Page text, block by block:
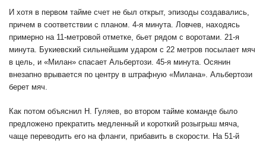
И хотя в первом тайме счет не был открыт, эпизоды создавались,
причем в соответствии с планом. 4-я минута. Ловчев, находясь
примерно на 11-метровой отметке, бьет рядом с воротами. 21-я
минута. Букиевский сильнейшим ударом с 22 метров посылает мяч
в цель, и «Милан» спасает Альбертози. 45-я минута. Осянин
внезапно врывается по центру в штрафную «Милана». Альбертози
берет мяч.
Как потом объяснил Н. Гуляев, во втором тайме команде было
предложено прекратить медленный и короткий розыгрыш мяча,
чаще переводить его на фланги, прибавить в скорости. На 51-й